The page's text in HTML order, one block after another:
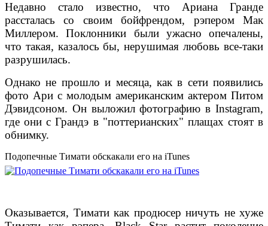
Недавно стало известно, что Ариана Гранде
рассталась со своим бойфрендом, рэпером Мак
Миллером. Поклонники были ужасно опечалены,
что такая, казалось бы, нерушимая любовь все-таки
разрушилась.
Однако не прошло и месяца, как в сети появились
фото Ари с молодым американским актером Питом
Дэвидсоном. Он выложил фотографию в Instagram,
где они с Грандэ в "поттерианских" плащах стоят в
обнимку.
Подопечные Тимати обскакали его на iTunes
Оказывается, Тимати как продюсер ничуть не хуже